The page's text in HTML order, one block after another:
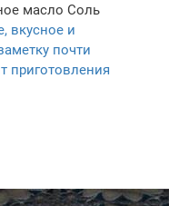
масло Соль
вкусное и
почти
приготовления